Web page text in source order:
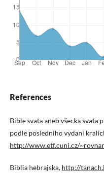
References
Bible svata aneb všecka svata
podle posledniho vydani
http://www.etf.cuni.cz/
Biblia hebrajska, http://